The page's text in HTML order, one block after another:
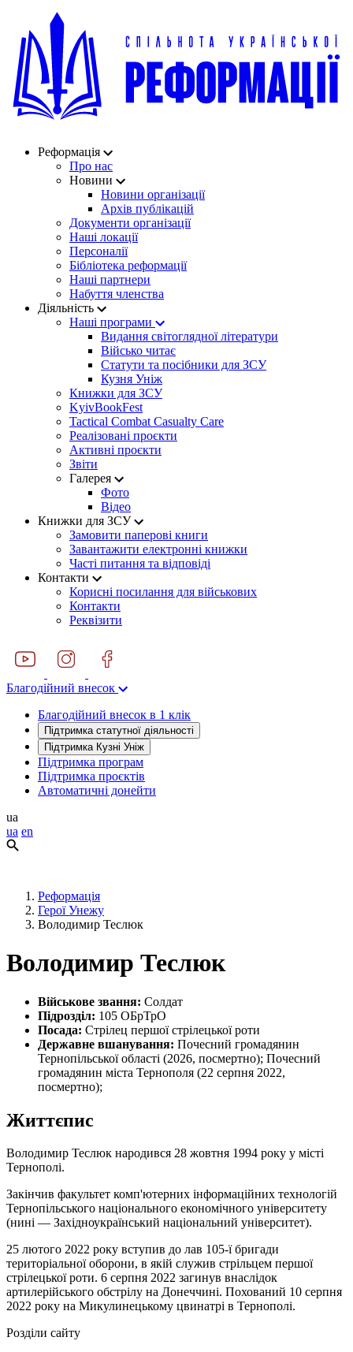
Реформація
Про нас
Новини
Новини організації
Архів публікацій
Документи організації
Наші локації
Персоналії
Бібліотека реформації
Наші партнери
Набуття членства
Діяльність
Наші програми
Видання світоглядної літератури
Військо читає
Статути та посібники для ЗСУ
Кузня Уніж
Книжки для ЗСУ
KyivBookFest
Tactical Combat Casualty Care
Реалізовані проєкти
Активні проєкти
Звіти
Галерея
Фото
Відео
Книжки для ЗСУ
Замовити паперові книги
Завантажити електронні книжки
Часті питання та відповіді
Контакти
Корисні посилання для військових
Контакти
Реквізити
Благодійний внесок
Благодійний внесок в 1 клік
Підтримка статутної діяльності
Підтримка Кузні Уніж
Підтримка програм
Підтримка проєктів
Автоматичні донейти
ua
ua en
Реформація
Герої Унежу
Володимир Теслюк
Володимир Теслюк
Військове звання: Солдат
Підрозділ: 105 ОБрТрО
Посада: Стрілец першої стрілецької роти
Державне вшанування: Почесний громадянин
Тернопільської області (2026, посмертно); Почесний
громадянин міста Тернополя (22 серпня 2022,
посмертно);
Життєпис
Володимир Теслюк народився 28 жовтня 1994 року у місті
Тернополі.
Закінчив факультет комп'ютерних інформаційних технологій
Тернопільського національного економічного університету
(нині — Західноукраїнський національний університет).
25 лютого 2022 року вступив до лав 105-ї бригади
територіальної оборони, в якій служив стрільцем першої
стрілецької роти. 6 серпня 2022 загинув внаслідок
артилерійського обстрілу на Донеччині. Похований 10 серпня
2022 року на Микулинецькому цвинатрі в Тернополі.
Розділи сайту